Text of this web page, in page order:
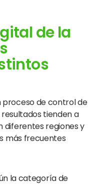
de la
proceso de control de
tienden a
diferentes regiones y
más frecuentes
la categoría de